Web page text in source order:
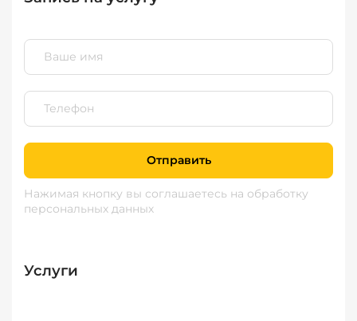
Отправить
Нажимая кнопку вы соглашаетесь на обработку
персональных данных
Услуги